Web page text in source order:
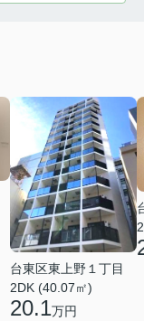
台東区東上野１丁目
2DK (40.07㎡)
20.1万円